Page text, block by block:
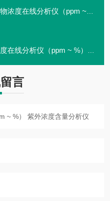
分析仪（ppm ~ %） 紫外浓度含量分析仪
仪（ppm ~ %） 紫外浓度含量分析仪
言